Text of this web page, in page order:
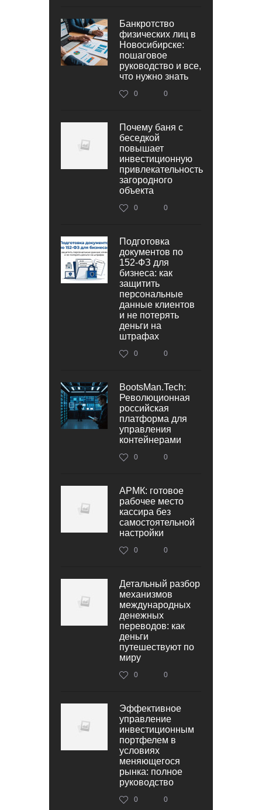
Банкротство
физических лиц в
Новосибирске:
пошаговое
руководство и все,
что нужно знать
0 0
Почему баня с
беседкой
повышает
инвестиционную
привлекательность
загородного
объекта
0 0
Подготовка
документов по
152‑ФЗ для
бизнеса: как
защитить
персональные
данные клиентов
и не потерять
деньги на
штрафах
0 0
BootsMan.Tech:
Революционная
российская
платформа для
управления
контейнерами
0 0
АРМК: готовое
рабочее место
кассира без
самостоятельной
настройки
0 0
Детальный разбор
механизмов
международных
денежных
переводов: как
деньги
путешествуют по
миру
0 0
Эффективное
управление
инвестиционным
портфелем в
условиях
меняющегося
рынка: полное
руководство
0 0